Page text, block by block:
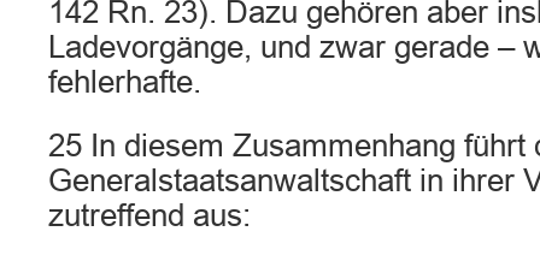
142 Rn. 23). Dazu gehören aber
Ladevorgänge, und zwar gerade –
fehlerhafte.
25 In diesem Zusammenhang führt
Generalstaatsanwaltschaft in ihrer
zutreffend aus: